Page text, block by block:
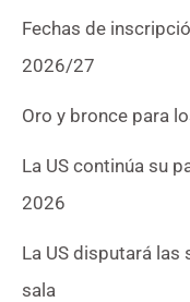
Fechas de
2026/27
Oro y bronce para
La US continúa su
2026
La US disputará
sala